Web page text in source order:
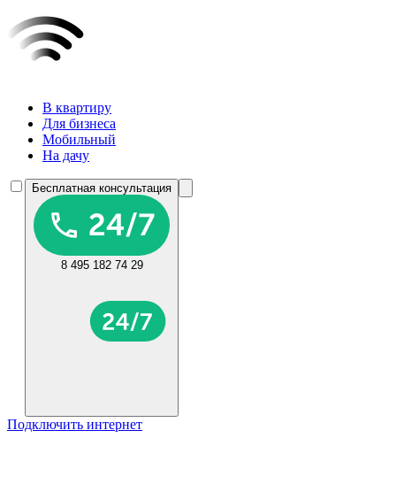
В квартиру
Для бизнеса
Мобильный
На дачу
Бесплатная консультация
8 495 182 74 29
Подключить интернет